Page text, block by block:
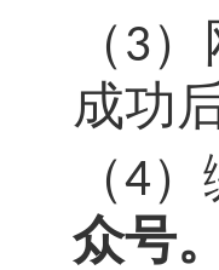
（3）
成功
（4
众号。